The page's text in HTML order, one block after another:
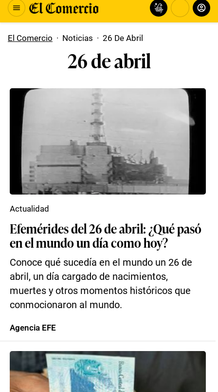
El Comercio · Noticias · 26 De Abril
26 de abril
Efemérides del 26 de abril: ¿Qué pasó
en el mundo un día como hoy?
Conoce qué sucedía en el mundo un 26 de
abril, un día cargado de nacimientos,
muertes y otros momentos históricos que
conmocionaron al mundo.
Actualidad
Agencia EFE